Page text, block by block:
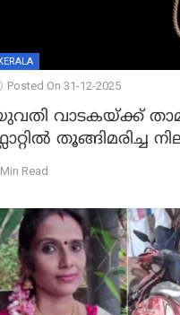
KERALA
Posted On 31-12-2025
വാടകയ്ക്ക്
തൂങ്ങിമരിച്ച
Read